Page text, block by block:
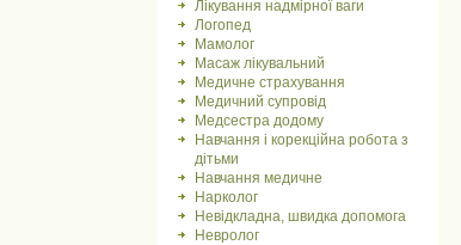
Лікування надмірної ваги
Логопед
Мамолог
Масаж лікувальний
Медичне страхування
Медичний супровід
Медсестра додому
Навчання і корекційна робота з
дітьми
Навчання медичне
Нарколог
Невідкладна, швидка допомога
Невролог